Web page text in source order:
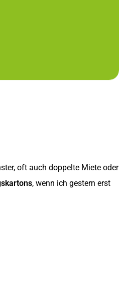
oft auch doppelte Miete oder
, wenn ich gestern erst